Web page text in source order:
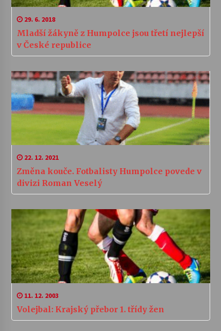
29. 6. 2018
Mladší žákyně z Humpolce jsou třetí nejlepší
v České republice
22. 12. 2021
Změna kouče. Fotbalisty Humpolce povede v
divizi Roman Veselý
11. 12. 2003
Volejbal: Krajský přebor 1. třídy žen